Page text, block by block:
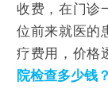
收费，在门诊
位前来就医的
疗费用，价格
院检查多少钱？